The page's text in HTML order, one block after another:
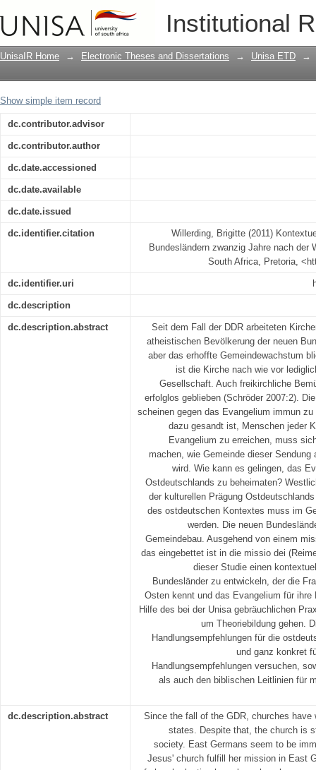
Institutional
Kontextueller Gemeindebau in den
Wiedervereinigung
UnisaIR Home → Electronic Theses and Dissertations → Unisa ETD →
Show simple item record
dc.contributor.advisor
dc.contributor.author
dc.date.accessioned
dc.date.available
dc.date.issued
dc.identifier.citation
Willerding, Brigitte (2011)
Bundesländern zwanzig Jahre nach der
South Africa, Pretoria,
dc.identifier.uri
dc.description
dc.description.abstract
Seit dem Fall der DDR arbeiteten
atheistischen Bevölkerung der neuen
aber das erhoffte Gemeindewachstum
ist die Kirche nach wie vor
Gesellschaft. Auch freikirchliche
erfolglos geblieben (Schröder 2007:2).
scheinen gegen das Evangelium immun
dazu gesandt ist, Menschen jeder
Evangelium zu erreichen, muss
machen, wie Gemeinde dieser
wird. Wie kann es gelingen, das
Ostdeutschlands zu beheimaten?
der kulturellen Prägung
des ostdeutschen Kontextes muss im
werden. Die neuen
Gemeindebau. Ausgehend von einem
das eingebettet ist in die missio dei
dieser Studie einen
Bundesländer zu entwickeln, der die
Osten kennt und das Evangelium für
Hilfe des bei der Unisa gebräuchlichen
um Theoriebildung gehen.
Handlungsempfehlungen für die
und ganz konkret
Handlungsempfehlungen versuchen,
als auch den biblischen Leitlinien für
dc.description.abstract
Since the fall of the GDR, churches have
states. Despite that, the church is
society. East Germans seem to be
Jesus' church fulfill her mission in East